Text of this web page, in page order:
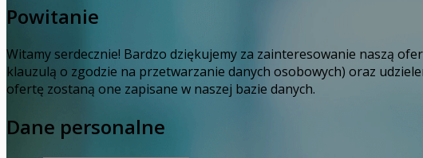
Powitanie
Witamy serdecznie! Bardzo dziękujemy za zainteresowanie naszą
klauzulą o zgodzie na przetwarzanie danych osobowych) oraz
ofertę zostaną one zapisane w naszej bazie danych.
Dane personalne